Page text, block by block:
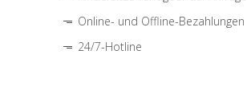
Online- und Offline-Bezahlungen
24/7-Hotline